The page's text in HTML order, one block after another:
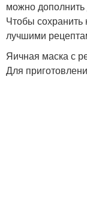
можно
Чтобы сохранить
лучшими
Яичная маска с
Для